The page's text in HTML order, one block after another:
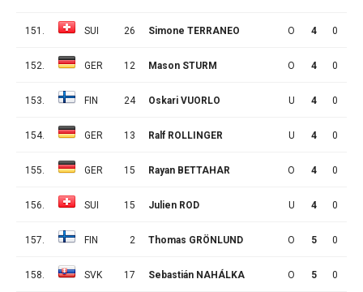
151. SUI 26 Simone TERRANEO O 4 0
152. GER 12 Mason STURM O 4 0
153. FIN 24 Oskari VUORLO U 4 0
154. GER 13 Ralf ROLLINGER U 4 0
155. GER 15 Rayan BETTAHAR O 4 0
156. SUI 15 Julien ROD U 4 0
157. FIN 2 Thomas GRÖNLUND O 5 0
158. SVK 17 Sebastián NAHÁLKA O 5 0